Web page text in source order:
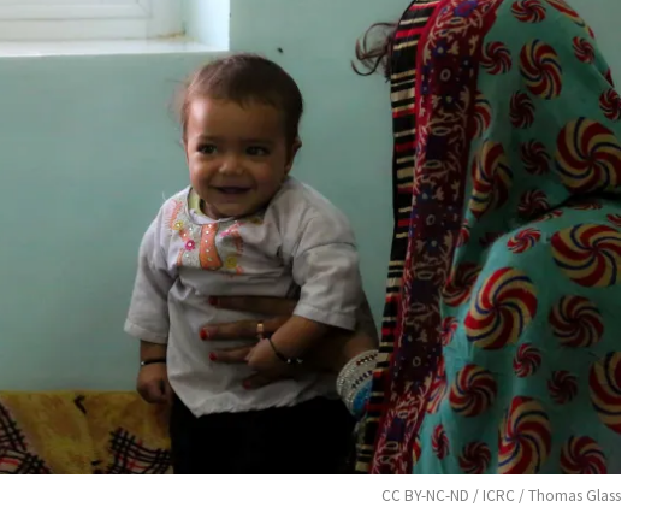
CC BY-NC-ND / ICRC / Thomas Glass